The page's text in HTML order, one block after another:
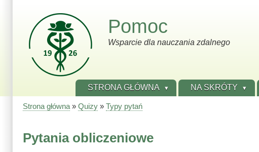
Pomoc
Wsparcie dla nauczania zdalnego
STRONA GŁÓWNA NA SKRÓTY
nawigacyjna
Strona główna Quizy Typy pytań
Pytania obliczeniowe